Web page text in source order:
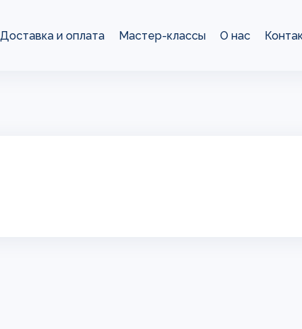
Доставка и оплата Мастер-классы О нас